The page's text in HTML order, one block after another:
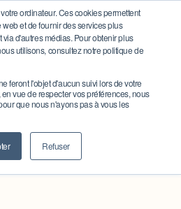
ordinateur. Ces cookies permettent
et de fournir des services plus
d'autres médias. Pour obtenir plus
utilisons, consultez notre politique de
feront l'objet d'aucun suivi lors de votre
vue de respecter vos préférences, nous
que nous n'ayons pas à vous les
Refuser